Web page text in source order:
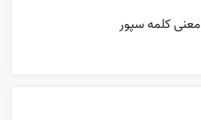
معنی کلمه سپور